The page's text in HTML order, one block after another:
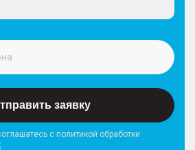
заявку
с политикой обработки